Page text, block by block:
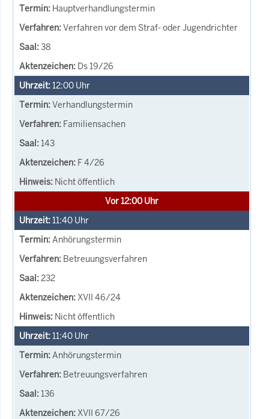
Hauptverhandlungstermin
Verfahren vor dem Straf- oder Jugendrichter
38
Ds 19/26
12:00 Uhr
Verhandlungstermin
Familiensachen
143
F 4/26
Nicht öffentlich
Vor 12:00 Uhr
11:40 Uhr
Anhörungstermin
Betreuungsverfahren
232
XVII 46/24
Nicht öffentlich
11:40 Uhr
Anhörungstermin
Betreuungsverfahren
136
XVII 67/26